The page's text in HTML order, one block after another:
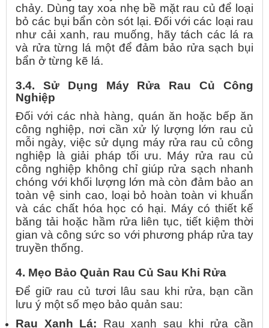
chảy. Dùng tay xoa nhẹ bề mặt rau củ để loại
bỏ các bụi bẩn còn sót lại. Đối với các loại rau
như cải xanh, rau muống, hãy tách các lá ra
và rửa từng lá một để đảm bảo rửa sạch bụi
bẩn ở từng kẽ lá.
3.4. Sử Dụng Máy Rửa Rau Củ Công
Nghiệp
Đối với các nhà hàng, quán ăn hoặc bếp ăn
công nghiệp, nơi cần xử lý lượng lớn rau củ
mỗi ngày, việc sử dụng máy rửa rau củ công
nghiệp là giải pháp tối ưu. Máy rửa rau củ
công nghiệp không chỉ giúp rửa sạch nhanh
chóng với khối lượng lớn mà còn đảm bảo an
toàn vệ sinh cao, loại bỏ hoàn toàn vi khuẩn
và các chất hóa học có hại. Máy có thiết kế
băng tải hoặc hầm rửa liên tục, tiết kiệm thời
gian và công sức so với phương pháp rửa tay
truyền thống.
4. Mẹo Bảo Quản Rau Củ Sau Khi Rửa
Để giữ rau củ tươi lâu sau khi rửa, bạn cần
lưu ý một số mẹo bảo quản sau:
Rau Xanh Lá: Rau xanh sau khi rửa cần